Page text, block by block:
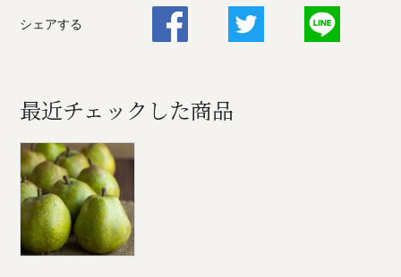
シェアする
最近チェックした商品